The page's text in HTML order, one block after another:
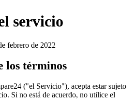
servicio
febrero de 2022
los términos
("el Servicio"), acepta estar sujeto
Si no está de acuerdo, no utilice el